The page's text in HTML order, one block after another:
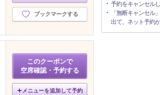
ブックマークする
このクーポンで
空席確認・予約する
メニューを追加して予約
予約をキャンセル
「無断キャンセル
出て、ネット予約